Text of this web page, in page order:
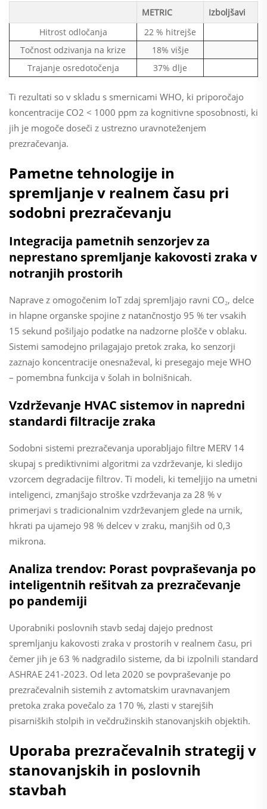
METRIC
Izboljšavi
Hitrost odločanja
22 % hitrejše
Točnost odzivanja na krize
18% višje
Trajanje osredotočenja
37% dlje
Ti rezultati so v skladu s smernicami WHO, ki priporočajo
koncentracije CO2 < 1000 ppm za kognitivne sposobnosti, ki
jih je mogoče doseči z ustrezno uravnoteženjem
prezračevanja.
Pametne tehnologije in
spremljanje v realnem času pri
sodobni prezračevanju
Integracija pametnih senzorjev za
neprestano spremljanje kakovosti zraka v
notranjih prostorih
Naprave z omogočenim IoT zdaj spremljajo ravni CO₂, delce
in hlapne organske spojine z natančnostjo 95 % ter vsakih
15 sekund pošiljajo podatke na nadzorne plošče v oblaku.
Sistemi samodejno prilagajajo pretok zraka, ko senzorji
zaznajo koncentracije onesnaževal, ki presegajo meje WHO
– pomembna funkcija v šolah in bolnišnicah.
Vzdrževanje HVAC sistemov in napredni
standardi filtracije zraka
Sodobni sistemi prezračevanja uporabljajo filtre MERV 14
skupaj s prediktivnimi algoritmi za vzdrževanje, ki sledijo
vzorcem degradacije filtrov. Ti modeli, ki temeljijo na umetni
inteligenci, zmanjšajo stroške vzdrževanja za 28 % v
primerjavi s tradicionalnim vzdrževanjem glede na urnik,
hkrati pa ujamejo 98 % delcev v zraku, manjših od 0,3
mikrona.
Analiza trendov: Porast povpraševanja po
inteligentnih rešitvah za prezračevanje
po pandemiji
Uporabniki poslovnih stavb sedaj dajejo prednost
spremljanju kakovosti zraka v prostorih v realnem času, pri
čemer jih je 63 % nadgradilo sisteme, da bi izpolnili standard
ASHRAE 241-2023. Od leta 2020 se povpraševanje po
prezračevalnih sistemih z avtomatskim uravnavanjem
pretoka zraka povečalo za 170 %, zlasti v starejših
pisarniških stolpih in večdružinskih stanovanjskih objektih.
Uporaba prezračevalnih strategij v
stanovanjskih in poslovnih
stavbah